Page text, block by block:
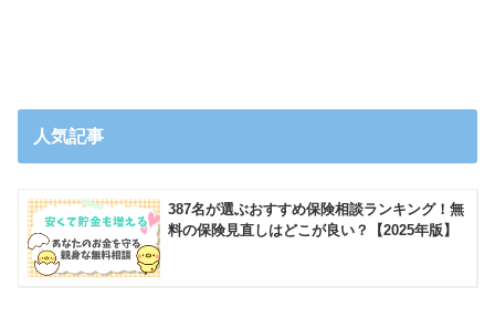
人気記事
387名が選ぶおすすめ保険相談ランキング！無
料の保険見直しはどこが良い？【2025年版】